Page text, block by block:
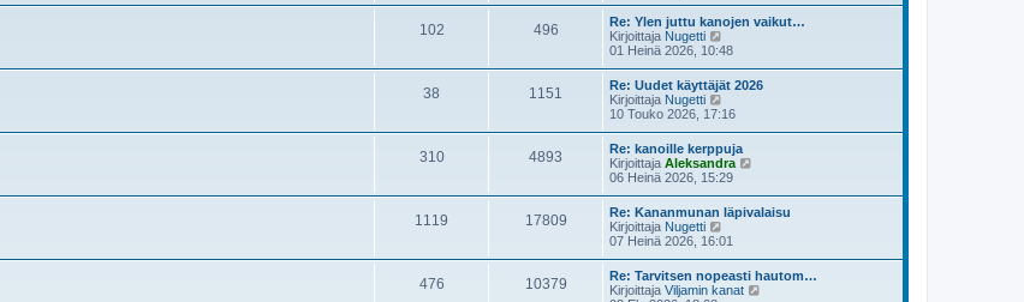
s
i
v
i
e
s
t
i
ä
u
u
s
i
v
i
e
s
t
i
102 496
Re: Ylen juttu kanojen vaikut…
Kirjoittaja Nugetti
ä
t
ä
u
u
s
i
n
v
i
e
s
t
i
01 Heinä 2026, 10:48
38 1151
Re: Uudet käyttäjät 2026
Kirjoittaja Nugetti
ä
ä
u
u
s
v
i
e
s
10 Touko 2026, 17:16
310 4893
Re: kanoille kerppuja
Kirjoittaja Aleksandra
ä
s
n
06 Heinä 2026, 15:29
1119 17809
Re: Kananmunan läpivalaisu
Kirjoittaja Nugetti
ä
ä
u
07 Heinä 2026, 16:01
476 10379
Re: Tarvitsen nopeasti hautom…
Kirjoittaja Viljamin kanat